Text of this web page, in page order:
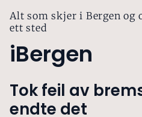
Alt som skjer i Bergen og
ett sted
iBergen
Tok feil av
endte det